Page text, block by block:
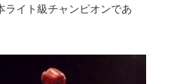
ライト級チャンピオンであ